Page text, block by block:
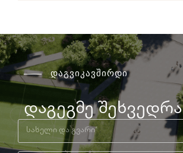
დაგვიკავშირდი
დაგეგმე შეხვედრა